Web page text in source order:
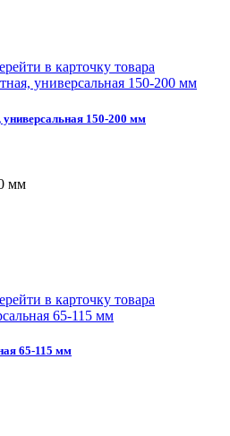
в карточку товара
150-200 мм
мм
в карточку товара
65-115 мм